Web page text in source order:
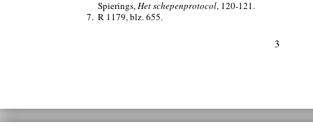
Spierings,Het schepenprotocol, 120-121.
7. R 1179, blz. 655.
3